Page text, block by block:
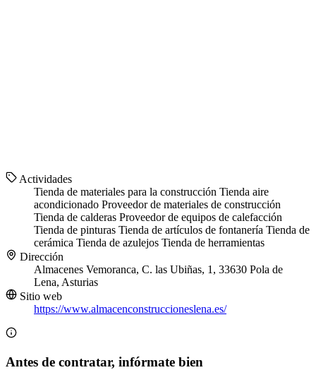
Actividades
Tienda de materiales para la construcción Tienda aire
acondicionado Proveedor de materiales de construcción
Tienda de calderas Proveedor de equipos de calefacción
Tienda de pinturas Tienda de artículos de fontanería Tienda de
cerámica Tienda de azulejos Tienda de herramientas
Dirección
Almacenes Vemoranca, C. las Ubiñas, 1, 33630 Pola de
Lena, Asturias
Sitio web
https://www.almacenconstruccioneslena.es/
Antes de contratar, infórmate bien